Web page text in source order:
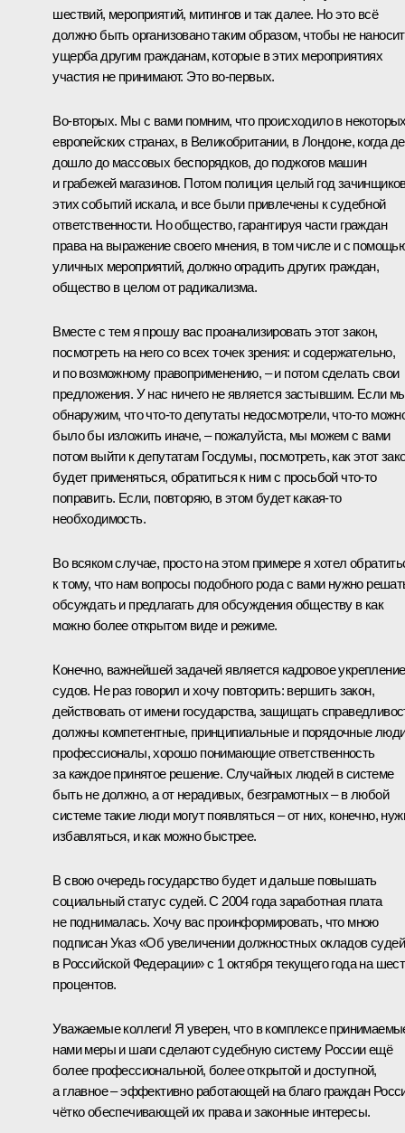
шествий, мероприятий, митингов и так далее. Но это всё
должно быть организовано таким образом, чтобы не
ущерба другим гражданам, которые в этих мероприятиях
участия не принимают. Это во‑первых.
Во‑вторых. Мы с вами помним, что происходило в
европейских странах, в Великобритании, в Лондоне, когда
дошло до массовых беспорядков, до поджогов машин
и грабежей магазинов. Потом полиция целый год
этих событий искала, и все были привлечены к судебной
ответственности. Но общество, гарантируя части граждан
права на выражение своего мнения, в том числе и с
уличных мероприятий, должно оградить других граждан,
общество в целом от радикализма.
Вместе с тем я прошу вас проанализировать этот закон,
посмотреть на него со всех точек зрения: и содержательно,
и по возможному правоприменению, – и потом сделать свои
предложения. У нас ничего не является застывшим. Если
обнаружим, что что‑то депутаты недосмотрели, что‑то
было бы изложить иначе, – пожалуйста, мы можем с вами
потом выйти к депутатам Госдумы, посмотреть, как этот
будет применяться, обратиться к ним с просьбой что‑то
поправить. Если, повторяю, в этом будет какая‑то
необходимость.
Во всяком случае, просто на этом примере я хотел
к тому, что нам вопросы подобного рода с вами нужно
обсуждать и предлагать для обсуждения обществу в как
можно более открытом виде и режиме.
Конечно, важнейшей задачей является кадровое укрепление
судов. Не раз говорил и хочу повторить: вершить закон,
действовать от имени государства, защищать
должны компетентные, принципиальные и порядочные
профессионалы, хорошо понимающие ответственность
за каждое принятое решение. Случайных людей в системе
быть не должно, а от нерадивых, безграмотных – в любой
системе такие люди могут появляться – от них, конечно,
избавляться, и как можно быстрее.
В свою очередь государство будет и дальше повышать
социальный статус судей. С 2004 года заработная плата
не поднималась. Хочу вас проинформировать, что мною
подписан Указ «Об увеличении должностных окладов судей
в Российской Федерации» с 1 октября текущего года на
процентов.
Уважаемые коллеги! Я уверен, что в комплексе
нами меры и шаги сделают судебную систему России ещё
более профессиональной, более открытой и доступной,
а главное – эффективно работающей на благо граждан
чётко обеспечивающей их права и законные интересы.